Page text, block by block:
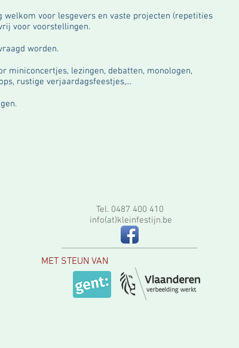
welkom voor lesgevers en vaste projecten (repetities
voor voorstellingen.
worden.
miniconcertjes, lezingen, debatten, monologen,
rustige verjaardagsfeestjes,...
Tel. 0487 400 410
info(at)kleinfestijn.be
MET STEUN VAN